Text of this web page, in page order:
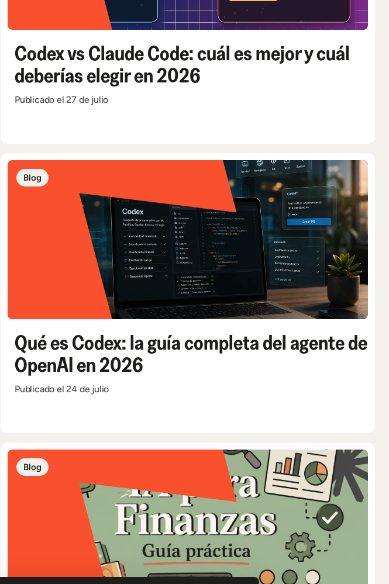
Codex vs Claude Code: cuál es mejor y cuál
deberías elegir en 2026
Publicado el 27 de julio
Blog
Qué es Codex: la guía completa del agente de
OpenAI en 2026
Publicado el 24 de julio
Blog